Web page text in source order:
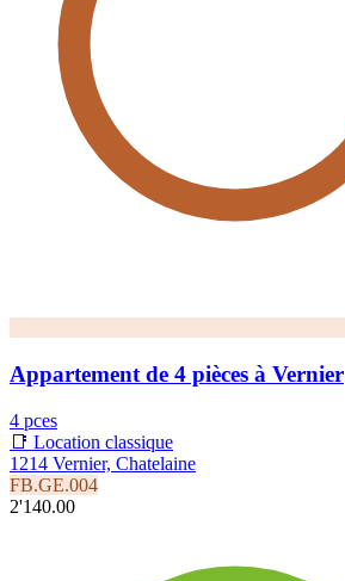
Appartement de 4 pièces à Vernier
4 pces
📑 Location classique
1214 Vernier, Chatelaine
FB.GE.004
2'140.00